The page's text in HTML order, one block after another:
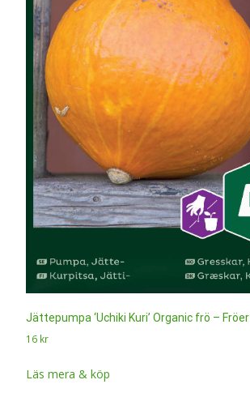
Jättepumpa ‘Uchiki Kuri’ Organic frö – Fröer
16 kr
Läs mera & köp